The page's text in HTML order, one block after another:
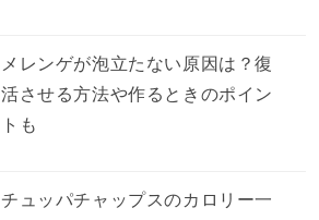
メレンゲが泡立たない原因は？復
活させる方法や作るときのポイン
トも
チュッパチャップスのカロリー一